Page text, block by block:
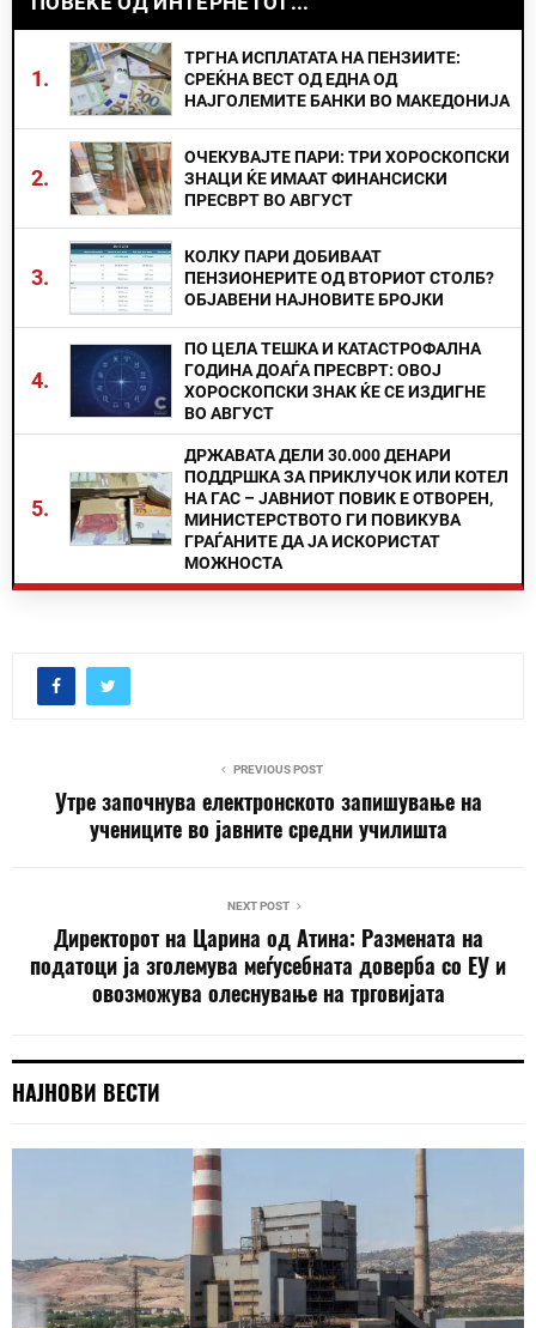
1.
ТРГНА ИСПЛАТАТА НА ПЕНЗИИТЕ:
СРЕЌНА ВЕСТ ОД ЕДНА ОД
НАЈГОЛЕМИТЕ БАНКИ ВО МАКЕДОНИЈА
2.
ОЧЕКУВАЈТЕ ПАРИ: ТРИ ХОРОСКОПСКИ
ЗНАЦИ ЌЕ ИМААТ ФИНАНСИСКИ
ПРЕСВРТ ВО АВГУСТ
3.
КОЛКУ ПАРИ ДОБИВААТ
ПЕНЗИОНЕРИТЕ ОД ВТОРИОТ СТОЛБ?
ОБЈАВЕНИ НАЈНОВИТЕ БРОЈКИ
4.
ПО ЦЕЛА ТЕШКА И КАТАСТРОФАЛНА
ГОДИНА ДОАЃА ПРЕСВРТ: ОВОЈ
ХОРОСКОПСКИ ЗНАК ЌЕ СЕ ИЗДИГНЕ
ВО АВГУСТ
5.
ДРЖАВАТА ДЕЛИ 30.000 ДЕНАРИ
ПОДДРШКА ЗА ПРИКЛУЧОК ИЛИ КОТЕЛ
НА ГАС – ЈАВНИОТ ПОВИК Е ОТВОРЕН,
МИНИСТЕРСТВОТО ГИ ПОВИКУВА
ГРАЃАНИТЕ ДА ЈА ИСКОРИСТАТ
МОЖНОСТА
PREVIOUS POST
Утре започнува електронското запишување на
учениците во јавните средни училишта
NEXT POST
Директорот на Царина од Атина: Размената на
податоци ја зголемува меѓусебната доверба со ЕУ и
овозможува олеснување на трговијата
НАЈНОВИ ВЕСТИ